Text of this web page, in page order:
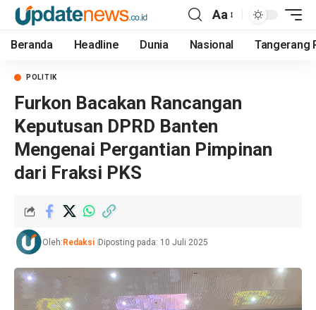
Aa
Beranda Headline Dunia Nasional Tangerang
POLITIK
Furkon Bacakan Rancangan
Keputusan DPRD Banten
Mengenai Pergantian Pimpinan
dari Fraksi PKS
Oleh: Redaksi Diposting pada: 10 Juli 2025